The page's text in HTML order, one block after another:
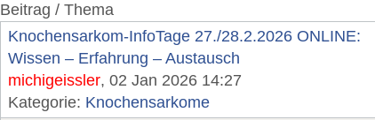
Beitrag / Thema
Knochensarkom-InfoTage 27./28.2.2026 ONLINE:
Wissen – Erfahrung – Austausch
michigeissler, 02 Jan 2026 14:27
Kategorie: Knochensarkome